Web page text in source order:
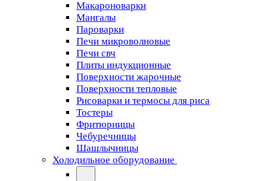
Макароноварки
Мангалы
Пароварки
Печи микроволновые
Печи свч
Плиты индукционные
Поверхности жарочные
Поверхности тепловые
Рисоварки и термосы для риса
Тостеры
Фритюрницы
Чебуречницы
Шашлычницы
Холодильное оборудование